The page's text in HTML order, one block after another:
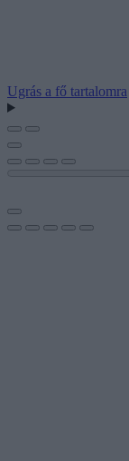
Ugrás a fő tartalomra